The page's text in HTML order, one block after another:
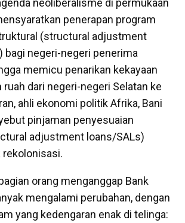
neoliberalisme di permukaan
penerapan program
(structural adjustment
bagi negeri-negeri penerima
memicu penarikan kekayaan
dari negeri-negeri Selatan ke
ahli ekonomi politik Afrika, Bani
pinjaman penyesuaian
adjustment loans/SALs)
rekolonisasi.
orang menganggap Bank
mengalami perubahan, dengan
yang kedengaran enak di telinga: